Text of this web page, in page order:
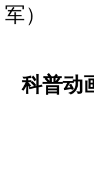
军）
科普动